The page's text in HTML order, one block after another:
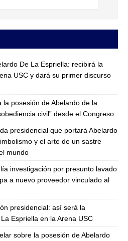
De La Espriella: recibirá la
USC y dará su primer discurso
la posesión de Abelardo de la
civil” desde el Congreso
presidencial que portará Abelardo
y el arte de un sastre
mundo
investigación por presunto lavado
a nuevo proveedor vinculado al
presidencial: así será la
Espriella en la Arena USC
sobre la posesión de Abelardo